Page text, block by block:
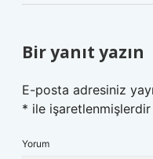
Bir yanıt yazın
E-posta adresiniz
* ile işaretlenmişlerdir
Yorum